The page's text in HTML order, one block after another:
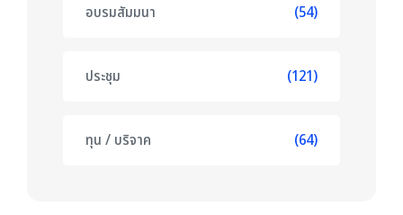
อบรมสัมมนา (54)
ประชุม (121)
ทุน / บริจาค (64)